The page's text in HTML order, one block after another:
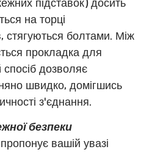
на торці
стягуються болтами. Між
прокладка для
спосіб дозволяє
швидко, домігшись
з'єднання.
безпеки
пропонує вашій увазі